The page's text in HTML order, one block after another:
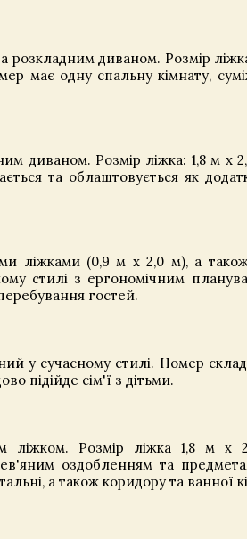
диваном. Розмір
має одну спальну кімнату,
диваном. Розмір ліжка: 1,8 м x
та облаштовується як
ліжками (0,9 м x 2,0 м), а
стилі з ергономічним
гостей.
у сучасному стилі. Номер
підійде сім'ї з дітьми.
ліжком. Розмір ліжка 1,8 м х
оздобленням та
а також коридору та ванної